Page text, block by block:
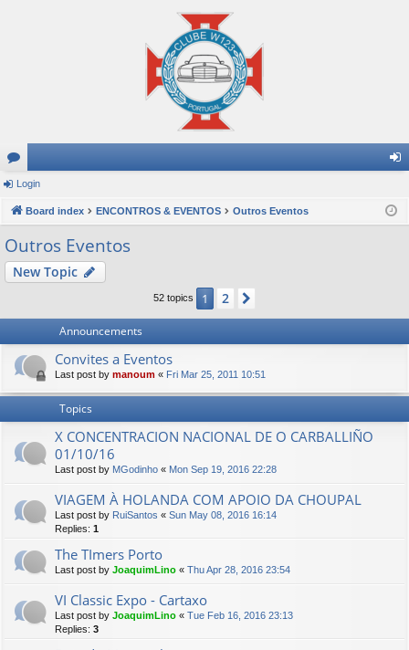
or
u
m
in
Login
Board index ENCONTROS & EVENTOS Outros Eventos
Outros Eventos
New Topic
52 topics 1 2
Announcements
Convites a Eventos
Last post by manoum « Fri Mar 25, 2011 10:51
Topics
X CONCENTRACION NACIONAL DE O CARBALLIÑO
01/10/16
Last post by MGodinho « Mon Sep 19, 2016 22:28
VIAGEM À HOLANDA COM APOIO DA CHOUPAL
Last post by RuiSantos « Sun May 08, 2016 16:14
Replies: 1
The TImers Porto
Last post by JoaquimLino « Thu Apr 28, 2016 23:54
VI Classic Expo - Cartaxo
Last post by JoaquimLino « Tue Feb 16, 2016 23:13
Replies: 3